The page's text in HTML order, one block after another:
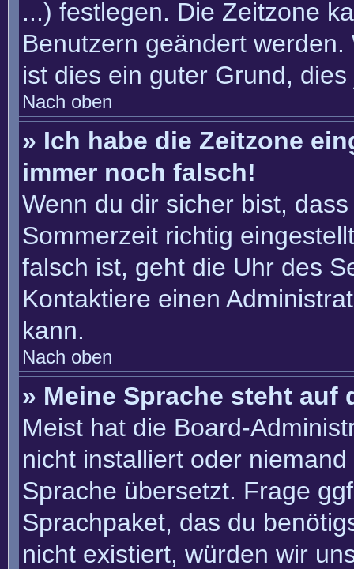
...) festlegen. Die Zeitzone
Benutzern geändert
ist dies ein guter Grund,
Nach oben
» Ich habe die Zeitzone
immer noch falsch!
Wenn du dir sicher bist,
Sommerzeit richtig
falsch ist, geht die Uhr des
Kontaktiere einen
kann.
Nach oben
» Meine Sprache steht
Meist hat die Board-
nicht installiert oder
Sprache übersetzt. Frage
Sprachpaket, das du
nicht existiert, würden wir